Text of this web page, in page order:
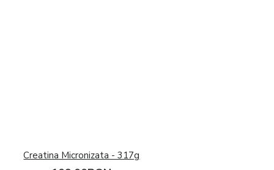
Creatina Micronizata - 317g